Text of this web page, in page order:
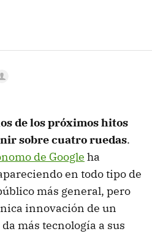
de los próximos hitos
sobre cuatro ruedas.
de Google ha
en todo tipo de
más general, pero
innovación de un
más tecnología a sus